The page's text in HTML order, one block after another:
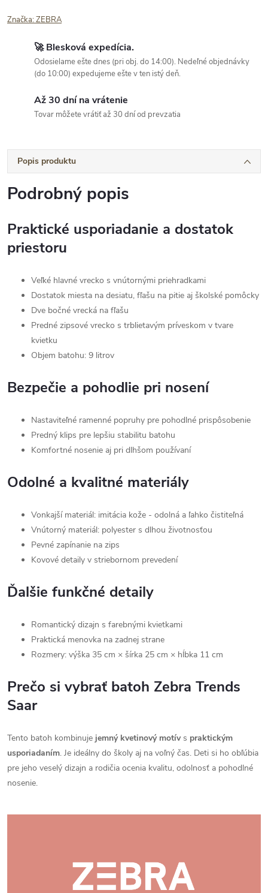
Značka:ZEBRA
🚀 Blesková expedícia.
Odosielame ešte dnes (pri obj. do 14:00). Nedeľné objednávky
(do 10:00) expedujeme ešte v ten istý deň.
Až 30 dní na vrátenie
Tovar môžete vrátiť až 30 dní od prevzatia
Popis produktu
Podrobný popis
Praktické usporiadanie a dostatok
priestoru
Veľké hlavné vrecko s vnútornými priehradkami
Dostatok miesta na desiatu, fľašu na pitie aj školské pomôcky
Dve bočné vrecká na fľašu
Predné zipsové vrecko s trblietavým príveskom v tvare
kvietku
Objem batohu: 9 litrov
Bezpečie a pohodlie pri nosení
Nastaviteľné ramenné popruhy pre pohodlné prispôsobenie
Predný klips pre lepšiu stabilitu batohu
Komfortné nosenie aj pri dlhšom používaní
Odolné a kvalitné materiály
Vonkajší materiál: imitácia kože - odolná a ľahko čistiteľná
Vnútorný materiál: polyester s dlhou životnosťou
Pevné zapínanie na zips
Kovové detaily v striebornom prevedení
Ďalšie funkčné detaily
Romantický dizajn s farebnými kvietkami
Praktická menovka na zadnej strane
Rozmery: výška 35 cm × šírka 25 cm × hĺbka 11 cm
Prečo si vybrať batoh Zebra Trends
Saar
Tento batoh kombinuje jemný kvetinový motívs praktickým
usporiadaním. Je ideálny do školy aj na voľný čas. Deti si ho obľúbia
pre jeho veselý dizajn a rodičia ocenia kvalitu, odolnosť a pohodlné
nosenie.